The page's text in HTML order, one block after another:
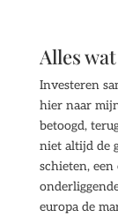
Alles
Investeren
hier naar
betoogd,
niet altijd de
schieten,
europa de